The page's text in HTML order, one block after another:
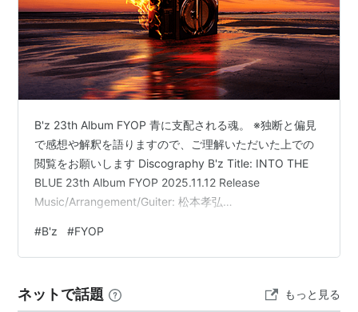
B'z 23th Album FYOP 青に支配される魂。 ※独断と偏見
で感想や解釈を語りますので、ご理解いただいた上での
閲覧をお願いします Discography B'z Title: INTO THE
BLUE 23th Album FYOP 2025.11.12 Release
Music/Arrangement/Guiter: 松本孝弘
Yukihide "YT" Takiyama Drums: Shane Gaalaas Bass:
種子田健 Piano/Wurlitzer: 小野塚晃 Thema …
#B'z #FYOP
ネットで話題 もっと見る